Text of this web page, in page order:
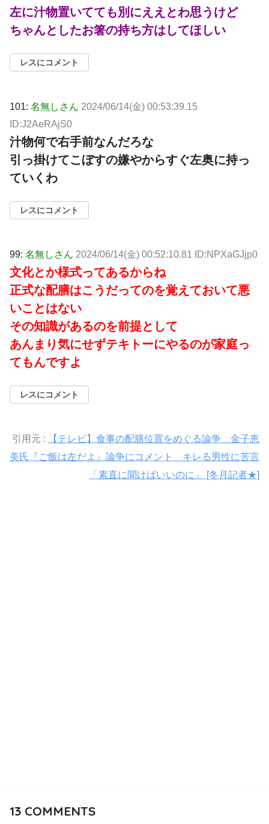
左に汁物置いてても別にええとわ思うけど
ちゃんとしたお箸の持ち方はしてほしい
レスにコメント
101: 名無しさん 2024/06/14(金) 00:53:39.15
ID:J2AeRAjS0
汁物何で右手前なんだろな
引っ掛けてこぼすの嫌やからすぐ左奥に持っ
ていくわ
レスにコメント
99: 名無しさん 2024/06/14(金) 00:52:10.81 ID:NPXaGJjp0
文化とか様式ってあるからね
正式な配膳はこうだってのを覚えておいて悪
いことはない
その知識があるのを前提として
あんまり気にせずテキトーにやるのが家庭っ
てもんですよ
レスにコメント
引用元 :
【テレビ】食事の配膳位置をめぐる論争 金子恵
美氏『ご飯は左だよ』論争にコメント キレる男性に苦言
「素直に聞けばいいのに」 [冬月記者★]
13COMMENTS